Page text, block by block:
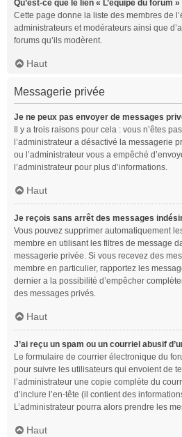
Qu’est-ce que le lien « L’équipe du forum »
Cette page donne la liste des membres de
administrateurs et modérateurs ainsi que
forums qu’ils modèrent.
Haut
Messagerie privée
Je ne peux pas envoyer de messages
Il y a trois raisons pour cela : vous n’êtes
l’administrateur a désactivé la messagerie
ou l’administrateur vous a empêché
l’administrateur pour plus d’informations.
Haut
Je reçois sans arrêt des messages
Vous pouvez supprimer automatiquement
membre en utilisant les filtres de message
messagerie privée. Si vous recevez des
membre en particulier, rapportez les
dernier a la possibilité d’empêcher
des messages privés.
Haut
J’ai reçu un spam ou un courriel abusif
Le formulaire de courrier électronique du
pour suivre les utilisateurs qui envoient de
l’administrateur une copie complète du
d’inclure l’en-tête (il contient des
L’administrateur pourra alors prendre les
Haut